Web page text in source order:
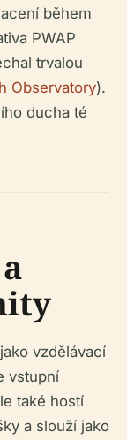
během
PWAP
trvalou
Observatory).
ducha té
vzdělávací
vstupní
také hostí
a slouží jako